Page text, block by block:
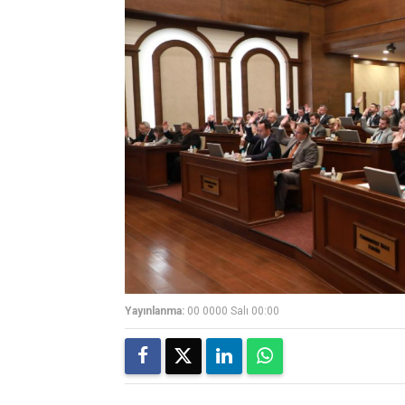
Yayınlanma: 00 0000 Salı 00:00